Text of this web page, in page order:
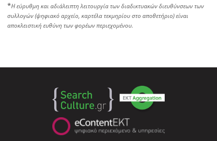
*Η εύρυθμη και αδιάλειπτη λειτουργία των διαδικτυακών διευθύνσεων των
συλλογών (ψηφιακό αρχείο, καρτέλα τεκμηρίου στο αποθετήριο) είναι
αποκλειστική ευθύνη των φορέων περιεχομένου.